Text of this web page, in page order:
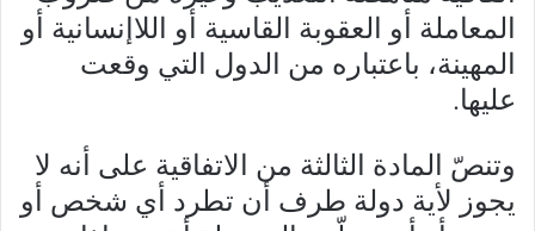
المعاملة أو العقوبة القاسية أو اللاإنسانية أو
المهينة، باعتباره من الدول التي وقعت
عليها.
وتنصّ المادة الثالثة من الاتفاقية على أنه لا
يجوز لأية دولة طرف أن تطرد أي شخص أو